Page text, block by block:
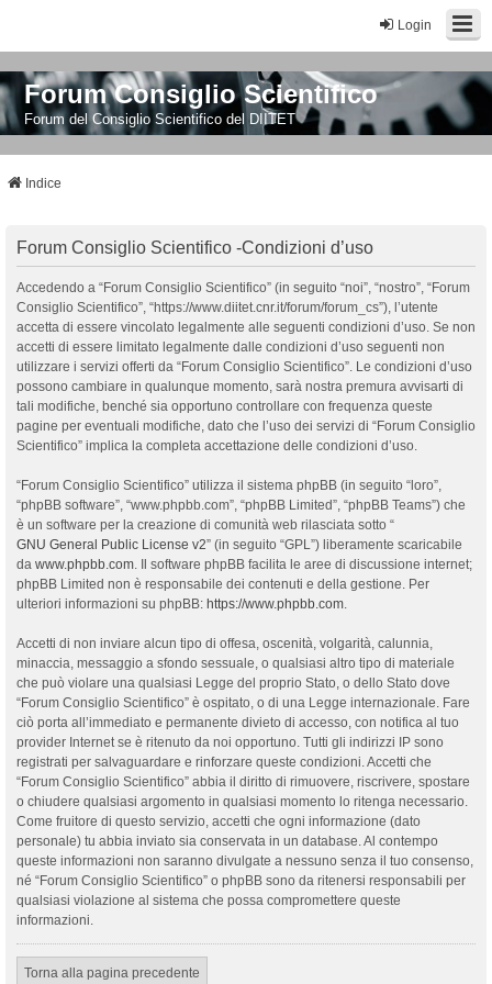
Login
Forum Consiglio Scientifico
Forum del Consiglio Scientifico del DIITET
Indice
Forum Consiglio Scientifico -Condizioni d’uso
Accedendo a “Forum Consiglio Scientifico” (in seguito “noi”, “nostro”, “Forum
Consiglio Scientifico”, “https://www.diitet.cnr.it/forum/forum_cs”), l’utente
accetta di essere vincolato legalmente alle seguenti condizioni d’uso. Se non
accetti di essere limitato legalmente dalle condizioni d’uso seguenti non
utilizzare i servizi offerti da “Forum Consiglio Scientifico”. Le condizioni d’uso
possono cambiare in qualunque momento, sarà nostra premura avvisarti di
tali modifiche, benché sia opportuno controllare con frequenza queste
pagine per eventuali modifiche, dato che l’uso dei servizi di “Forum Consiglio
Scientifico” implica la completa accettazione delle condizioni d’uso.
“Forum Consiglio Scientifico” utilizza il sistema phpBB (in seguito “loro”,
“phpBB software”, “www.phpbb.com”, “phpBB Limited”, “phpBB Teams”) che
è un software per la creazione di comunità web rilasciata sotto “
GNU General Public License v2” (in seguito “GPL”) liberamente scaricabile
da www.phpbb.com. Il software phpBB facilita le aree di discussione internet;
phpBB Limited non è responsabile dei contenuti e della gestione. Per
ulteriori informazioni su phpBB: https://www.phpbb.com.
Accetti di non inviare alcun tipo di offesa, oscenità, volgarità, calunnia,
minaccia, messaggio a sfondo sessuale, o qualsiasi altro tipo di materiale
che può violare una qualsiasi Legge del proprio Stato, o dello Stato dove
“Forum Consiglio Scientifico” è ospitato, o di una Legge internazionale. Fare
ciò porta all’immediato e permanente divieto di accesso, con notifica al tuo
provider Internet se è ritenuto da noi opportuno. Tutti gli indirizzi IP sono
registrati per salvaguardare e rinforzare queste condizioni. Accetti che
“Forum Consiglio Scientifico” abbia il diritto di rimuovere, riscrivere, spostare
o chiudere qualsiasi argomento in qualsiasi momento lo ritenga necessario.
Come fruitore di questo servizio, accetti che ogni informazione (dato
personale) tu abbia inviato sia conservata in un database. Al contempo
queste informazioni non saranno divulgate a nessuno senza il tuo consenso,
né “Forum Consiglio Scientifico” o phpBB sono da ritenersi responsabili per
qualsiasi violazione al sistema che possa compromettere queste
informazioni.
Torna alla pagina precedente